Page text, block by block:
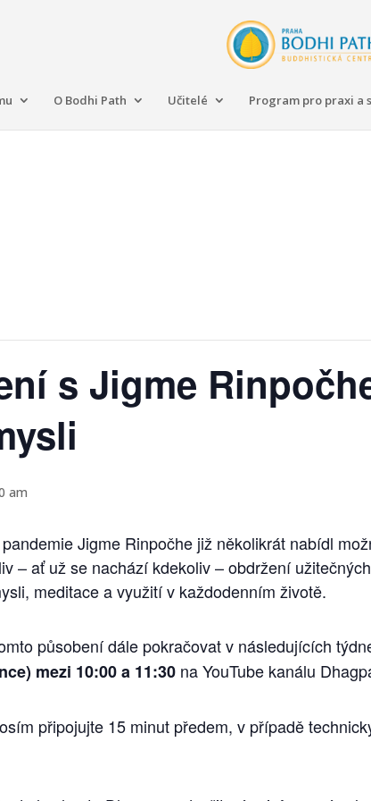
O Bodhi Path Učitelé Program pro praxi a
s Jigme
am
Jigme Rinpočhe již několikrát nabídl
– ať už se nachází kdekoliv – obdržení
meditace a využití v každodenním životě.
působení dále pokračovat v následujících
mezi 10:00 a 11:30 na YouTube kanálu Dh
připojujte 15 minut předem, v případě